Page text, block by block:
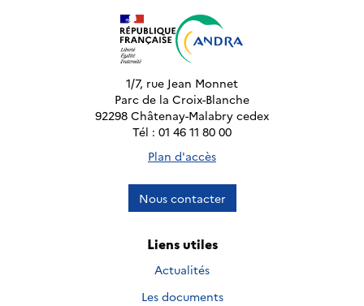
1/7, rue Jean Monnet
Parc de la Croix-Blanche
92298 Châtenay-Malabry cedex
Tél : 01 46 11 80 00
Plan d'accès
Nous contacter
Liens utiles
Actualités
Les documents